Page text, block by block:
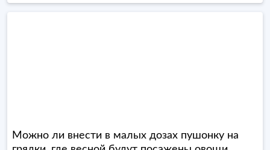
Можно ли внести в малых дозах пушонку на